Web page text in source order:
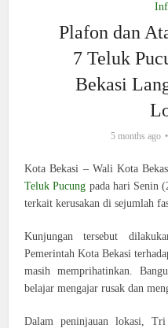
Plafon dan
7 Teluk
Bekasi
5 months ago
Kota Bekasi – Wali Kota
Teluk Pucung pada hari Senin
terkait kerusakan di sejumlah
Kunjungan tersebut
Pemerintah Kota Bekasi
masih memprihatinkan.
belajar mengajar rusak dan
Dalam peninjauan lokasi, Tri